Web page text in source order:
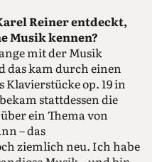
Reiner entdeckt,
Musik kennen?
mit der Musik
das kam durch einen
op. 19 in
stattdessen die
ein Thema von
– das
ziemlich neu. Ich habe